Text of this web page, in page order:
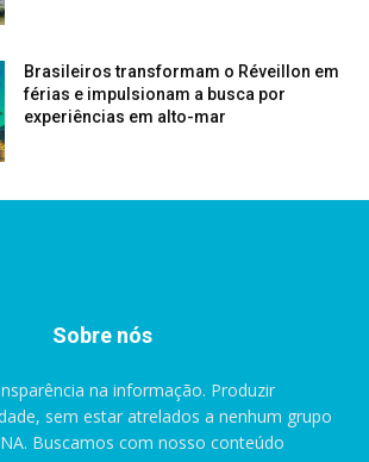
Brasileiros transformam o Réveillon em
férias e impulsionam a busca por
experiências em alto-mar
Sobre nós
na informação. Produzir
sem estar atrelados a nenhum grupo
Buscamos com nosso conteúdo